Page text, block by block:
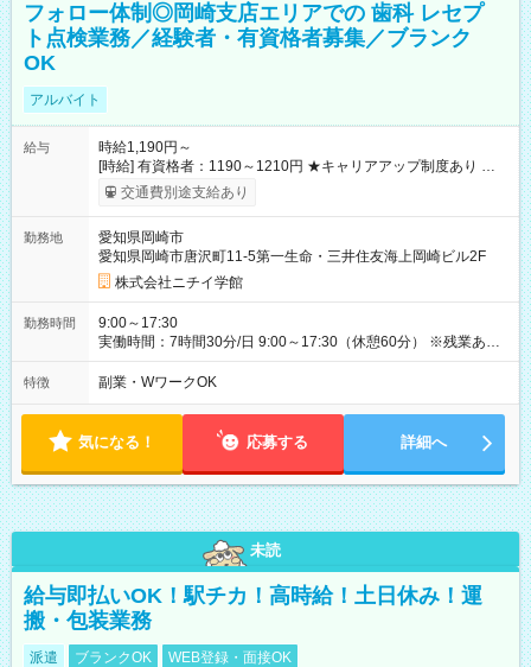
フォロー体制◎岡崎支店エリアでの 歯科 レセプ
ト点検業務／経験者・有資格者募集／ブランク
OK
アルバイト
給与
時給1,190円～
[時給] 有資格者：1190～1210円 ★キャリアアップ制度あり 進級
により給与がアップします！ 【試用期間】試用期間あり 試用期
間の長さ：3ヶ月 雇用形態、給与は本採用時と同じです。
交通費別途支給あり
勤務地
愛知県岡崎市
愛知県岡崎市唐沢町11-5第一生命・三井住友海上岡崎ビル2F
株式会社ニチイ学館
勤務時間
9:00～17:30
実働時間：7時間30分/日 9:00～17:30（休憩60分） ※残業あり
※勤務日数・時間などご相談ください（勤務先により異なるた
め） ※土日祝日や年末年始、GWなどの連休も勤務があります
特徴 副業・WワークOK
気になる！ 応募する 詳細へ
未読
給与即払いOK！駅チカ！高時給！土日休み！運
搬・包装業務
派遣 ブランクOK WEB登録・面接OK